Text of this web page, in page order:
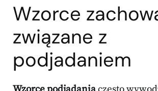
Wzorce
związane z
podjadaniem